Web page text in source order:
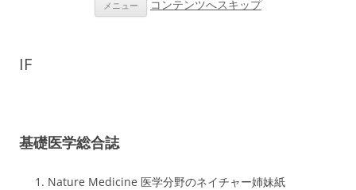
メニュー コンテンツへスキップ
IF
基礎医学総合誌
Nature Medicine 医学分野のネイチャー姉妹紙